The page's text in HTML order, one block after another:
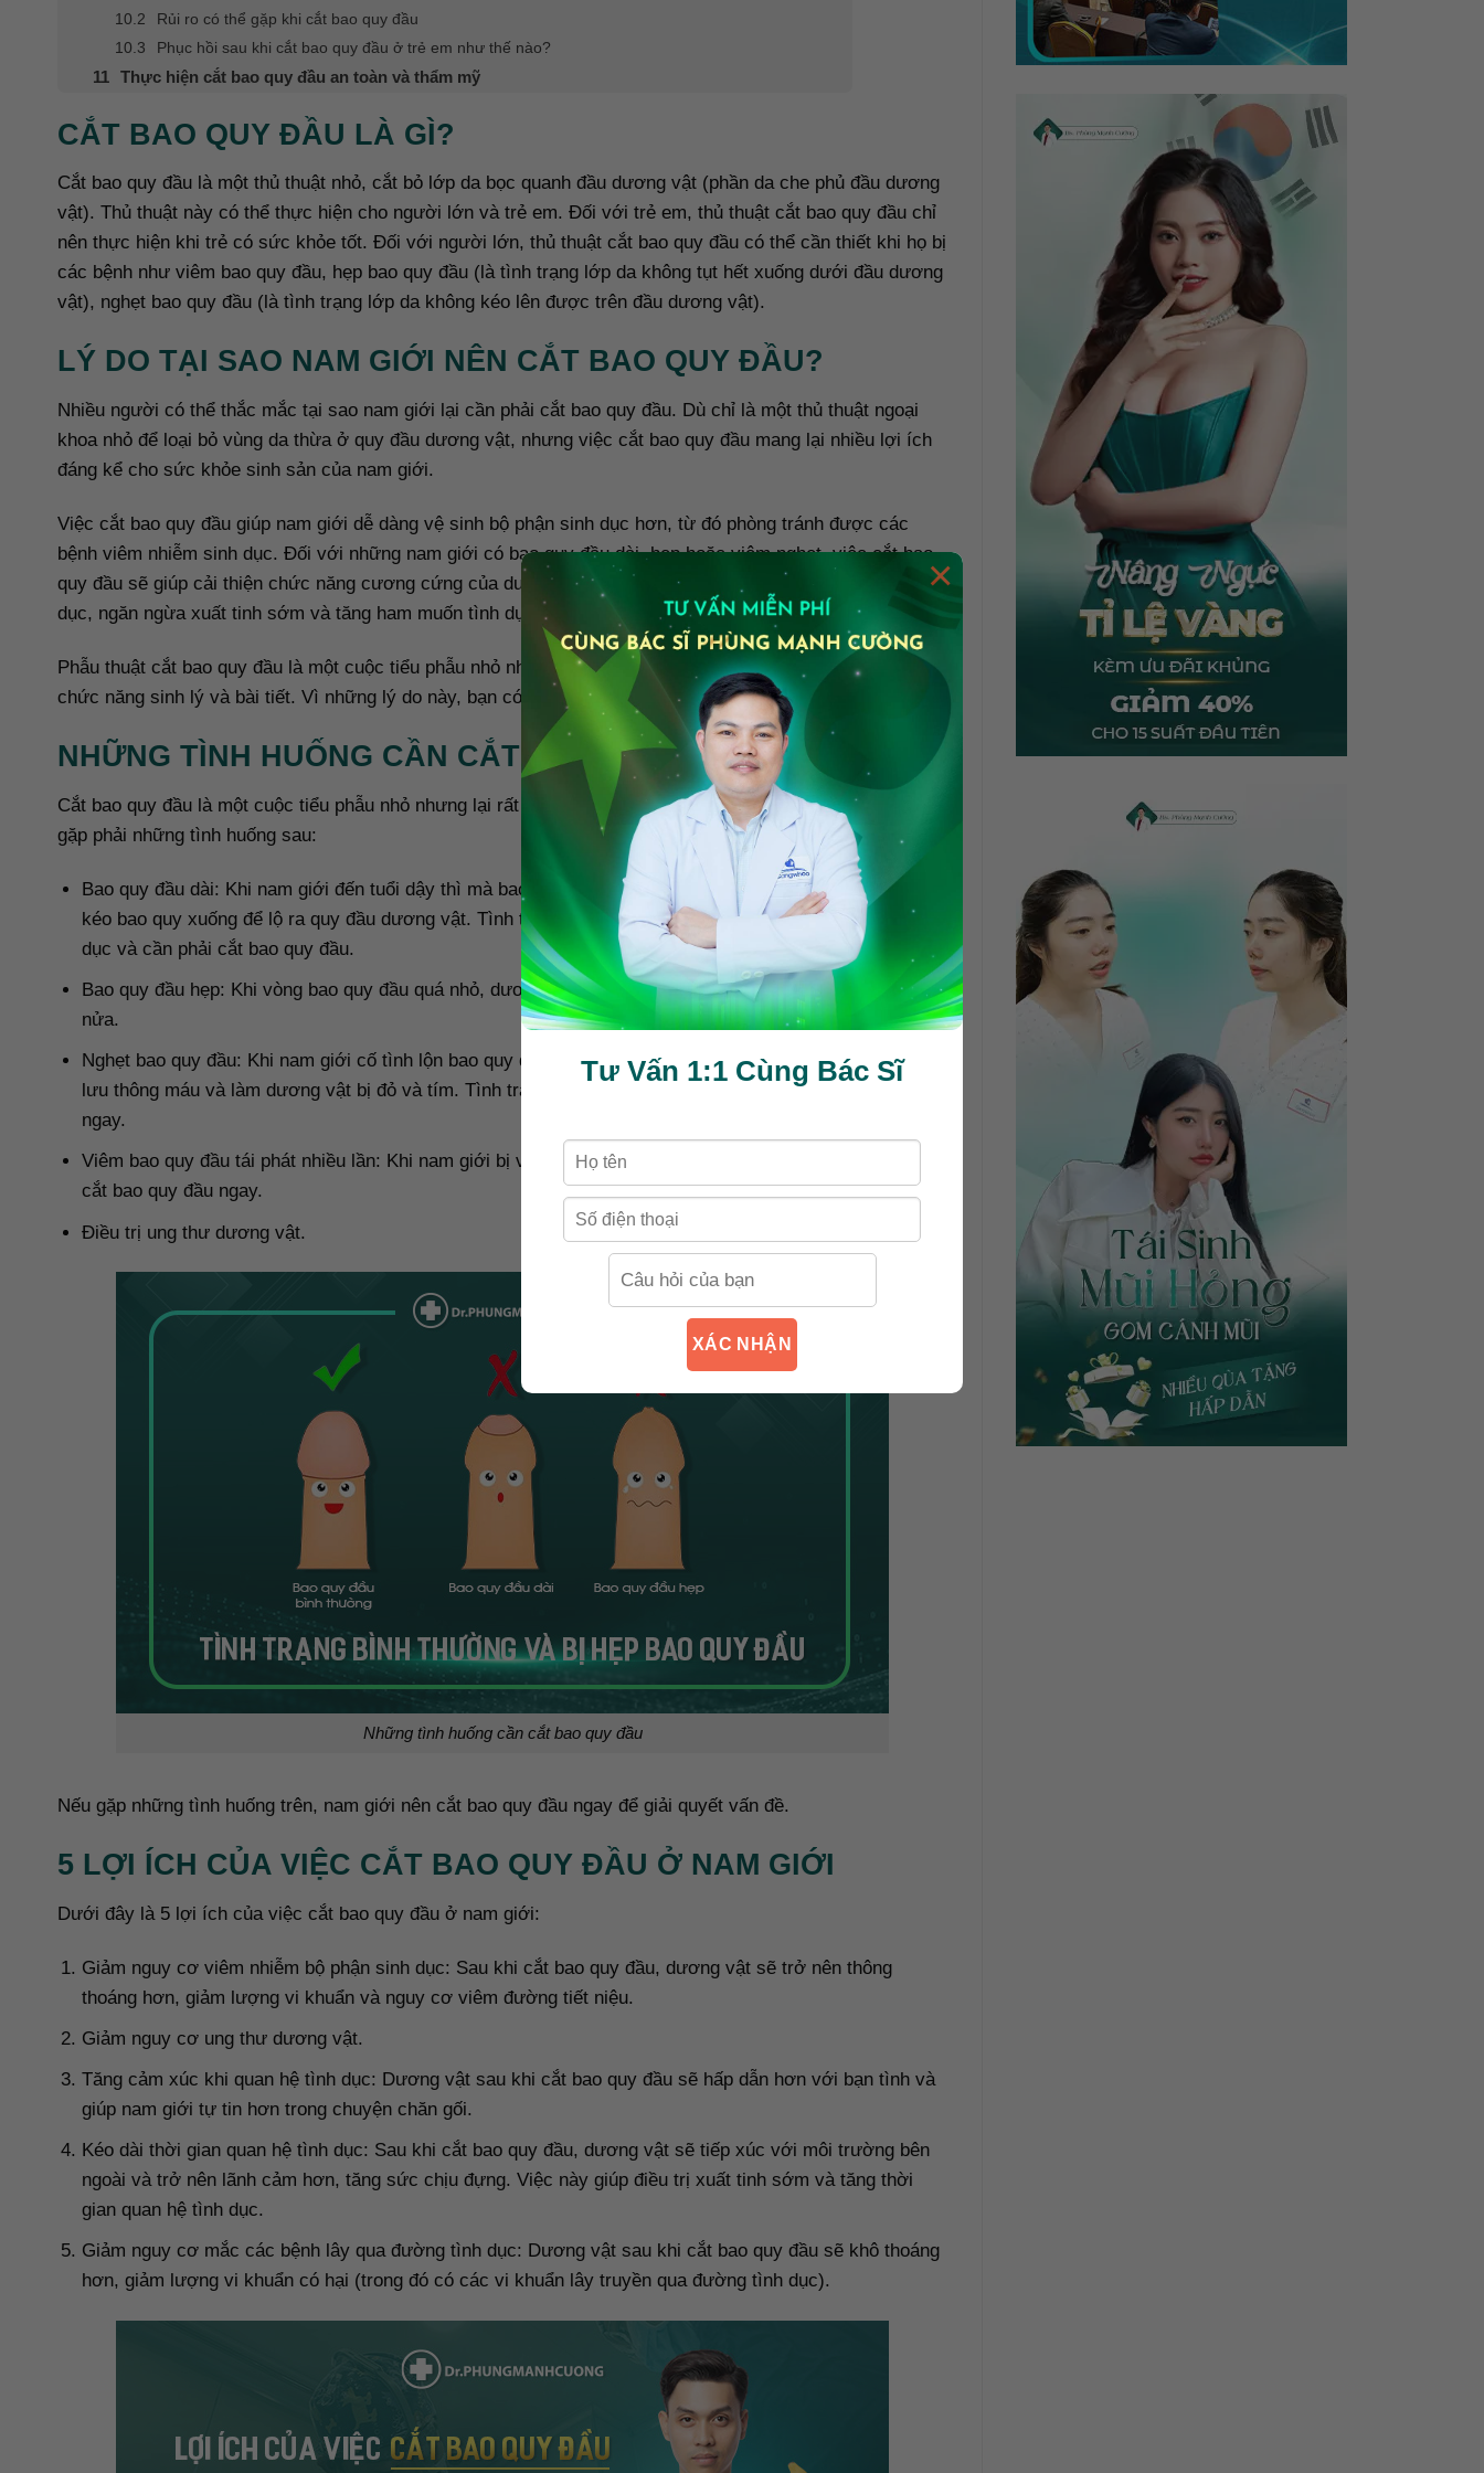
Tư Vấn 1:1 Cùng Bác Sĩ
XÁC NHẬN
×
Rủi ro có thể gặp khi cắt bao quy đầu
Phục hồi sau khi cắt bao quy đầu ở trẻ em như thế nào?
Thực hiện cắt bao quy đầu an toàn và thẩm mỹ
CẮT BAO QUY ĐẦU LÀ GÌ?
Cắt bao quy đầu là một thủ thuật nhỏ, cắt bỏ lớp da bọc quanh đầu dương vật (phần da che phủ đầu dương
vật). Thủ thuật này có thể thực hiện cho người lớn và trẻ em. Đối với trẻ em, thủ thuật cắt bao quy đầu chỉ
nên thực hiện khi trẻ có sức khỏe tốt. Đối với người lớn, thủ thuật cắt bao quy đầu có thể cần thiết khi họ bị
các bệnh như viêm bao quy đầu, hẹp bao quy đầu (là tình trạng lớp da không tụt hết xuống dưới đầu dương
vật), nghẹt bao quy đầu (là tình trạng lớp da không kéo lên được trên đầu dương vật).
LÝ DO TẠI SAO NAM GIỚI NÊN CẮT BAO QUY ĐẦU?
Nhiều người có thể thắc mắc tại sao nam giới lại cần phải cắt bao quy đầu. Dù chỉ là một thủ thuật ngoại
khoa nhỏ để loại bỏ vùng da thừa ở quy đầu dương vật, nhưng việc cắt bao quy đầu mang lại nhiều lợi ích
đáng kể cho sức khỏe sinh sản của nam giới.
Việc cắt bao quy đầu giúp nam giới dễ dàng vệ sinh bộ phận sinh dục hơn, từ đó phòng tránh được các
bệnh viêm nhiễm sinh dục. Đối với những nam giới có bao quy đầu dài, hẹp hoặc viêm nghẹt, việc cắt bao
quy đầu sẽ giúp cải thiện chức năng cương cứng của dương vật, giảm đau trong quá trình quan hệ tình
dục, ngăn ngừa xuất tinh sớm và tăng ham muốn tình dục.
Phẫu thuật cắt bao quy đầu là một cuộc tiểu phẫu nhỏ nhưng lại rất quan trọng vì quy đầu của nam giới có
chức năng sinh lý và bài tiết. Vì những lý do này, bạn có thể hiểu hơn tại sao nam giới nên cắt bao quy đầu.
NHỮNG TÌNH HUỐNG CẦN CẮT BAO QUY ĐẦU
Cắt bao quy đầu là một cuộc tiểu phẫu nhỏ nhưng lại rất quan trọng. Nam giới nên cắt bao quy đầu ngay khi
gặp phải những tình huống sau:
Bao quy đầu dài: Khi nam giới đến tuổi dậy thì mà bao quy đầu vẫn chưa tuột xuống, cần phải dùng tay
kéo bao quy xuống để lộ ra quy đầu dương vật. Tình trạng này khiến nam giới không thể quan hệ tình
dục và cần phải cắt bao quy đầu.
Bao quy đầu hẹp: Khi vòng bao quy đầu quá nhỏ, dương vật không thể lộ ra ngoài hoặc chỉ lộ ra một
nửa.
Nghẹt bao quy đầu: Khi nam giới cố tình lộn bao quy đầu xuống dẫn đến nghẹt bao quy đầu, gây cản trở
lưu thông máu và làm dương vật bị đỏ và tím. Tình trạng này rất nguy hiểm và cần phải cắt bao quy đầu
ngay.
Viêm bao quy đầu tái phát nhiều lần: Khi nam giới bị viêm bao quy đầu tái phát nhiều lần, lời khuyên là
cắt bao quy đầu ngay.
Điều trị ung thư dương vật.
Những tình huống cần cắt bao quy đầu
Nếu gặp những tình huống trên, nam giới nên cắt bao quy đầu ngay để giải quyết vấn đề.
5 LỢI ÍCH CỦA VIỆC CẮT BAO QUY ĐẦU Ở NAM GIỚI
Dưới đây là 5 lợi ích của việc cắt bao quy đầu ở nam giới:
Giảm nguy cơ viêm nhiễm bộ phận sinh dục: Sau khi cắt bao quy đầu, dương vật sẽ trở nên thông
thoáng hơn, giảm lượng vi khuẩn và nguy cơ viêm đường tiết niệu.
Giảm nguy cơ ung thư dương vật.
Tăng cảm xúc khi quan hệ tình dục: Dương vật sau khi cắt bao quy đầu sẽ hấp dẫn hơn với bạn tình và
giúp nam giới tự tin hơn trong chuyện chăn gối.
Kéo dài thời gian quan hệ tình dục: Sau khi cắt bao quy đầu, dương vật sẽ tiếp xúc với môi trường bên
ngoài và trở nên lãnh cảm hơn, tăng sức chịu đựng. Việc này giúp điều trị xuất tinh sớm và tăng thời
gian quan hệ tình dục.
Giảm nguy cơ mắc các bệnh lây qua đường tình dục: Dương vật sau khi cắt bao quy đầu sẽ khô thoáng
hơn, giảm lượng vi khuẩn có hại (trong đó có các vi khuẩn lây truyền qua đường tình dục).